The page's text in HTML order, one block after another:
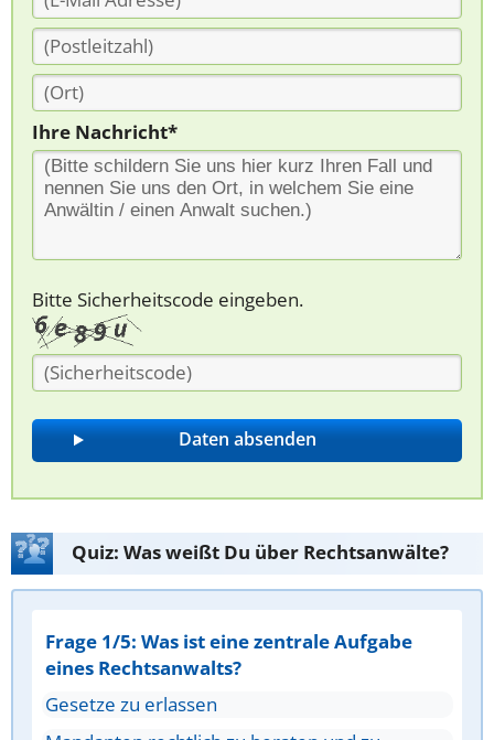
Ihre Nachricht*
Bitte Sicherheitscode eingeben.
Quiz: Was weißt Du über Rechtsanwälte?
Frage 1/5: Was ist eine zentrale Aufgabe
eines Rechtsanwalts?
Gesetze zu erlassen